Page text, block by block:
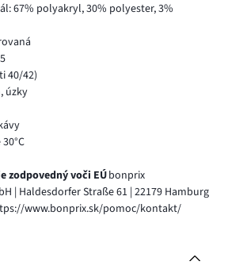
67% polyakryl, 30% polyester, 3%
40/42)
úzky
zodpovedný voči EÚbonprix
| Haldesdorfer Straße 61 | 22179 Hamburg
www.bonprix.sk/pomoc/kontakt/